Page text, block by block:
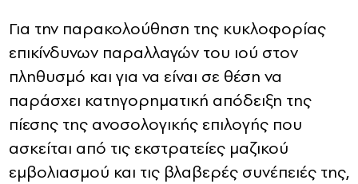
Για την παρακολούθηση της κυκλοφορίας
επικίνδυνων παραλλαγών του ιού στον
πληθυσμό και για να είναι σε θέση να
παράσχει κατηγορηματική απόδειξη της
πίεσης της ανοσολογικής επιλογής που
ασκείται από τις εκστρατείες μαζικού
εμβολιασμού και τις βλαβερές συνέπειές της,